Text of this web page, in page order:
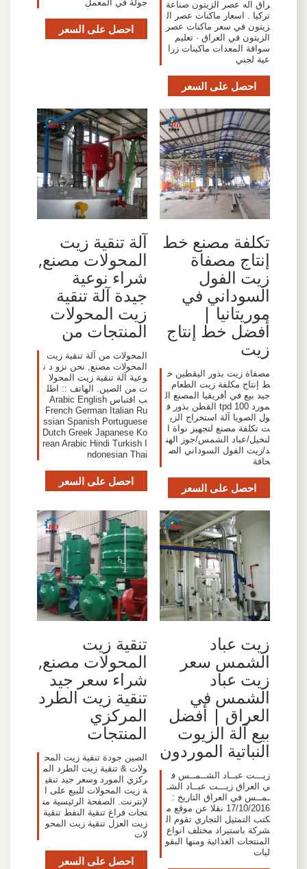
راق اله عصر الزيتون صناعة
تركيا . اسعار ماكنات عصر ال
زيتون في سعر ماكنات عصر
الزيتون في العراق · تعليم
سواقة المعدات ماكينات زرا
عية لجني
احصل على السعر
جولة في المعمل
احصل على السعر
تكلفة مصنع خط
إنتاج مصفاة
زيت الفول
السوداني في
موريتانيا |
أفضل خط إنتاج
زيت
مصفاة زيت بذور اليقطين خ
ط إنتاج مكلفة زيت الطعام
جيد بيع في أفريقيا المصنع ال
مورد 100 tpd القطن بذور ف
ول الصويا آلة استخراج الزي
ت تكلفة مصنع لتجهيز نواة ا
لنخيل/عباد الشمس/جوز الهن
د/زيت الفول السوداني الص
حافة
احصل على السعر
آلة تنقية زيت
المحولات مصنع,
شراء نوعية
جيدة آلة تنقية
زيت المحولات
المنتجات من
المحولات من آلة تنقية زيت
المحولات مصنع, نحن نزو د ن
وعية آلة تنقية زيت المحولا
ت من الصين. الهاتف :: اطل
ب اقتباس Arabic English
French German Italian Ru
ssian Spanish Portuguese
Dutch Greek Japanese Ko
rean Arabic Hindi Turkish I
ndonesian Thai
احصل على السعر
زيت عباد
الشمس سعر
زيت عباد
الشمس في
العراق | أفضل
بيع آلة الزيوت
النباتية الموردون
زيـــت عبــاد الشــمــس ف
ي العراق زيـــت عبــاد الشـ
ـمــس في العراق التاريخ :
17/10/2016 نقلا عن موقع م
كتب التمثيل التجاري تقوم ال
شركة باستيراد مختلف انواع
المنتجات الغذائية ومنها البقو
ليات
تنقية زيت
المحولات مصنع,
شراء سعر جيد
تنقية زيت الطرد
المركزي
المنتجات
الصين جودة تنقية زيت المح
ولات & تنقية زيت الطرد الم
ركزي المورد وسعر جيد تنقي
ة زيت المحولات للبيع على ا
لإنترنت. الصفحة الرئيسية من
تجات فراغ تنقية النفط تنقية
زيت العزل تنقية زيت المحو
لات
احصل على السعر